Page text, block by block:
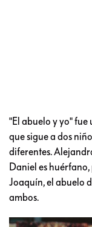
"El abuelo y yo"
que sigue a dos
diferentes.
Daniel es
Joaquín, el abuelo
ambos.